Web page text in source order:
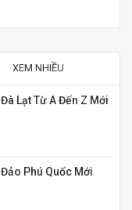
XEM NHIỀU
Lạt Từ A Đến Z Mới
Phú Quốc Mới